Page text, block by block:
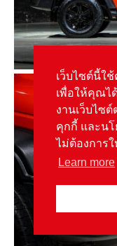
เว็บไซต์นี้ใ
เพื่อให้คุณไ
งานเว็บไซ
คุกกี้ และน
ไม่ต้องการ
Learn more